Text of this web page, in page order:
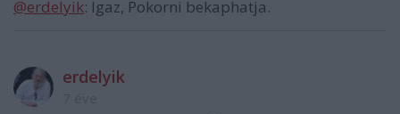
@erdelyik: Igaz, Pokorni bekaphatja.
erdelyik